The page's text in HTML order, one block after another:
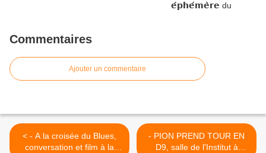
Commentaires
Ajouter un commentaire
< - A la croisée du Blues,
conversation et film à la
- PION PREND TOUR EN
D9, salle de l'Institut à